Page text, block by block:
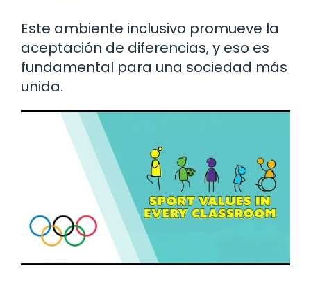
Este ambiente inclusivo promueve la
aceptación de diferencias, y eso es
fundamental para una sociedad más
unida.